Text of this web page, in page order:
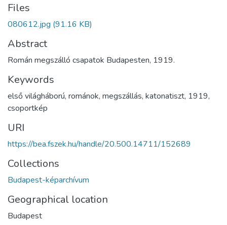
Files
080612.jpg (91.16 KB)
Abstract
Román megszálló csapatok Budapesten, 1919.
Keywords
első világháború, románok, megszállás, katonatiszt, 1919,
csoportkép
URI
https://bea.fszek.hu/handle/20.500.14711/152689
Collections
Budapest-képarchívum
Geographical location
Budapest